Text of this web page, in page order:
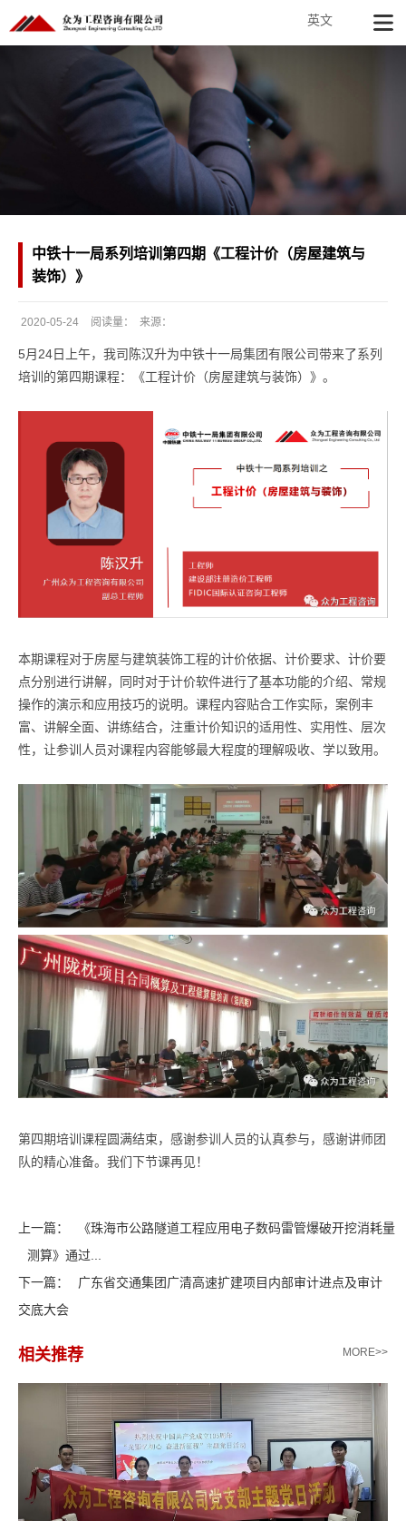
英文
中铁十一局系列培训第四期《工程计价（房屋建筑与
装饰）》
布
日
2020-05-24 阅读量： 来源：
5月24日上午，我司陈汉升为中铁十一局集团有限公司带来了系列
培训的第四期课程：《工程计价（房屋建筑与装饰）》。
本期课程对于房屋与建筑装饰工程的计价依据、计价要求、计价要
点分别进行讲解，同时对于计价软件进行了基本功能的介绍、常规
操作的演示和应用技巧的说明。课程内容贴合工作实际，案例丰
富、讲解全面、讲练结合，注重计价知识的适用性、实用性、层次
性，让参训人员对课程内容能够最大程度的理解吸收、学以致用。
第四期培训课程圆满结束，感谢参训人员的认真参与，感谢讲师团
队的精心准备。我们下节课再见！
上一篇：
《珠海市公路隧道工程应用电子数码雷管爆破开挖消耗量
测算》通过...
下一篇：
广东省交通集团广清高速扩建项目内部审计进点及审计
交底大会
相关推荐 MORE>>